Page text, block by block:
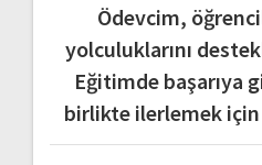
Ödevcim,
yolculuklarını
Eğitimde başarıya
birlikte ilerlemek için